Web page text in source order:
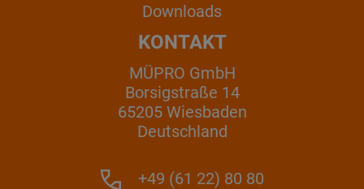
Downloads
KONTAKT
MÜPRO GmbH
Borsigstraße 14
65205 Wiesbaden
Deutschland
+49 (61 22) 80 80